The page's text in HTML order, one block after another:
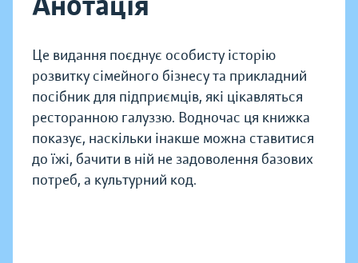
Це видання поєднує особисту історію
розвитку сімейного бізнесу та прикладний
посібник для підприємців, які цікавляться
ресторанною галуззю. Водночас ця книжка
показує, наскільки інакше можна ставитися
до їжі, бачити в ній не задоволення базових
потреб, а культурний код.